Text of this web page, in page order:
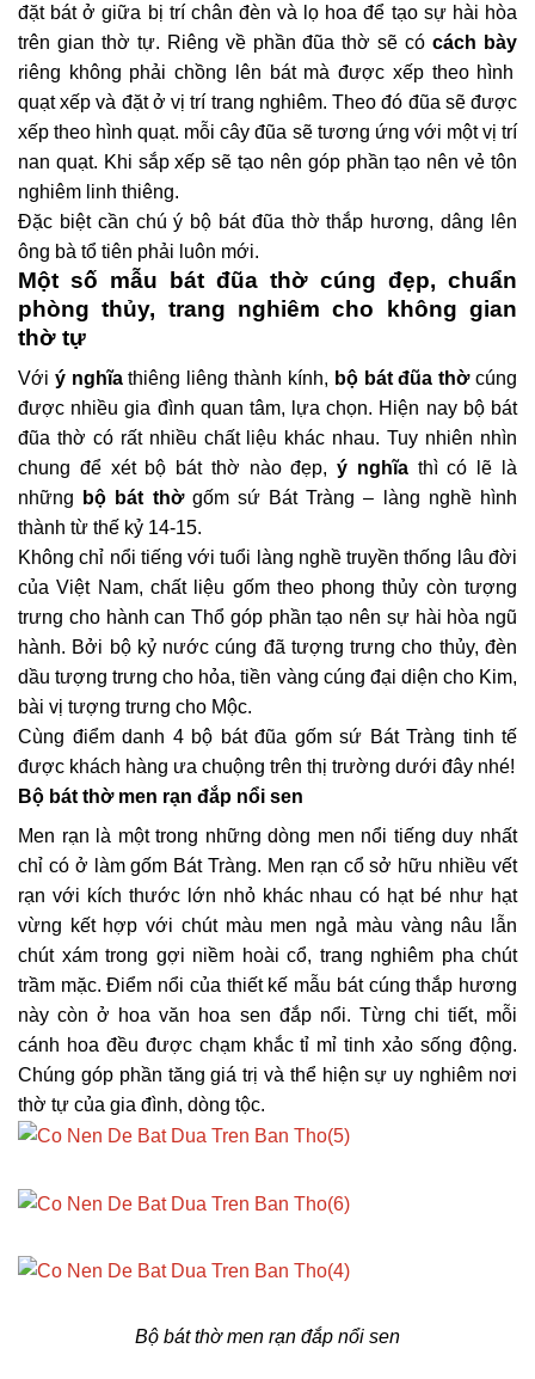
đặt bát ở giữa bị trí chân đèn và lọ hoa để tạo sự hài hòa
trên gian thờ tự. Riêng về phần đũa thờ sẽ cócách bày
riêng không phải chồng lên bát mà được xếp theo hình
quạt xếp và đặt ở vị trí trang nghiêm. Theo đó đũa sẽ được
xếp theo hình quạt. mỗi cây đũa sẽ tương ứng với một vị trí
nan quạt. Khi sắp xếp sẽ tạo nên góp phần tạo nên vẻ tôn
nghiêm linh thiêng.
Đặc biệt cần chú ý bộ bát đũa thờ thắp hương, dâng lên
ông bà tổ tiên phải luôn mới.
Một số mẫu bát đũa thờ cúng đẹp, chuẩn
phòng thủy, trang nghiêm cho không gian
thờ tự
Với ý nghĩathiêng liêng thành kính, bộ bát đũa thờcúng
được nhiều gia đình quan tâm, lựa chọn. Hiện nay bộ bát
đũa thờ có rất nhiều chất liệu khác nhau. Tuy nhiên nhìn
chung để xét bộ bát thờ nào đẹp,ý nghĩa thì có lẽ là
những
bộ bát thờgốm sứ Bát Tràng – làng nghề hình
thành từ thế kỷ 14-15.
Không chỉ nổi tiếng với tuổi làng nghề truyền thống lâu đời
của Việt Nam, chất liệu gốm theo phong thủy còn tượng
trưng cho hành can Thổ góp phần tạo nên sự hài hòa ngũ
hành. Bởi bộ kỷ nước cúng đã tượng trưng cho thủy, đèn
dầu tượng trưng cho hỏa, tiền vàng cúng đại diện cho Kim,
bài vị tượng trưng cho Mộc.
Cùng điểm danh 4 bộ bát đũa gốm sứ Bát Tràng tinh tế
được khách hàng ưa chuộng trên thị trường dưới đây nhé!
Bộ bát thờ men rạn đắp nổi sen
Men rạn là một trong những dòng men nổi tiếng duy nhất
chỉ có ở làm gốm Bát Tràng. Men rạn cổ sở hữu nhiều vết
rạn với kích thước lớn nhỏ khác nhau có hạt bé như hạt
vừng kết hợp với chút màu men ngả màu vàng nâu lẫn
chút xám trong gợi niềm hoài cổ, trang nghiêm pha chút
trầm mặc. Điểm nổi của thiết kế mẫu bát cúng thắp hương
này còn ở hoa văn hoa sen đắp nổi. Từng chi tiết, mỗi
cánh hoa đều được chạm khắc tỉ mỉ tinh xảo sống động.
Chúng góp phần tăng giá trị và thể hiện sự uy nghiêm nơi
thờ tự của gia đình, dòng tộc.
Bộ bát thờ men rạn đắp nổi sen